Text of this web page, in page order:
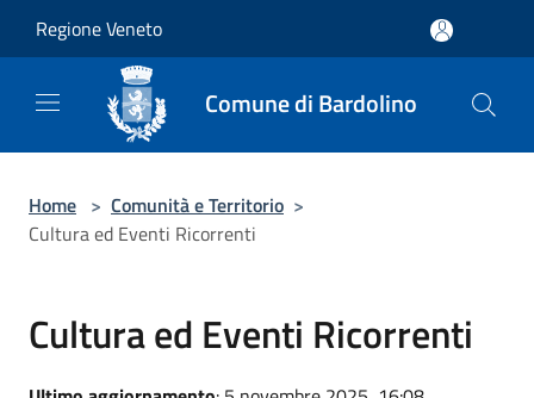
Regione Veneto
Comune di Bardolino
Home > Comunità e Territorio >
Cultura ed Eventi Ricorrenti
Cultura ed Eventi Ricorrenti